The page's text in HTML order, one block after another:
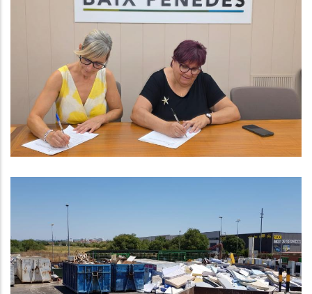
El Consell Comarcal Del Baix
Penedès I L’Ajuntament Del
Vendrell Signen Un Conveni Per
Impulsar Els Casals Inclusius
Aquest Estiu
Educació, S. socials
Mesura Temporal Per Garantir El
Correcte Funcionament De Les
Deixalleries Comarcals